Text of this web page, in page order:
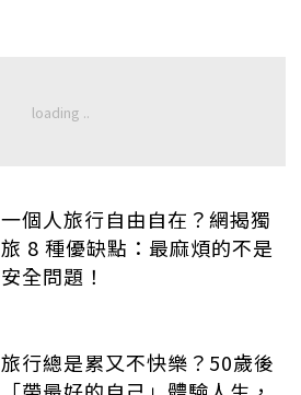
一個人旅行自由自在？網揭獨
旅 8 種優缺點：最麻煩的不是
安全問題！
旅行總是累又不快樂？50歲後